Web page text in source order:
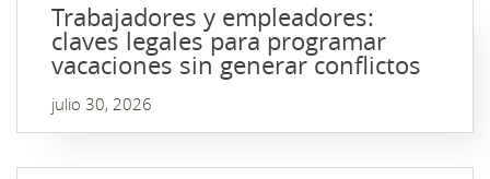
Trabajadores y empleadores:
claves legales para programar
vacaciones sin generar conflictos
julio 30, 2026